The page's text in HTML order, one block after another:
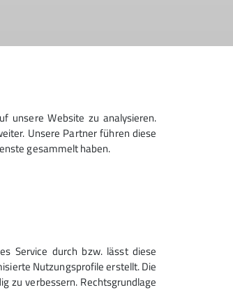
Geltendorf des
Alpenvereins e.V.
unsere Website zu analysieren.
Unsere Partner führen diese
gesammelt haben.
Service durch bzw. lässt diese
Nutzungsprofile erstellt. Die
zu verbessern. Rechtsgrundlage